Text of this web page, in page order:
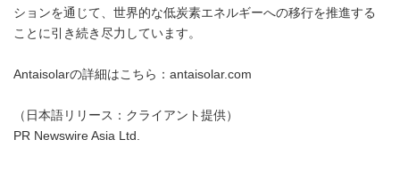
ションを通じて、世界的な低炭素エネルギーへの移行を推進する
ことに引き続き尽力しています。
Antaisolarの詳細はこちら：antaisolar.com
（日本語リリース：クライアント提供）
PR Newswire Asia Ltd.